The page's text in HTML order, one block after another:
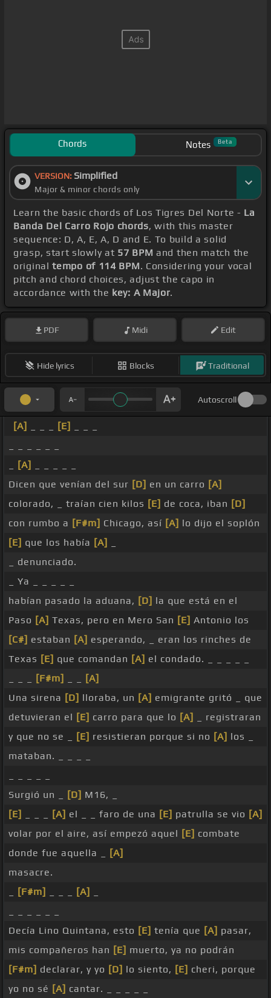
Chords Notes Beta
VERSION: Simplified
Major & minor chords only
Learn the basic chords of Los Tigres Del Norte - La
Banda Del Carro Rojo chords, with this master
sequence: D, A, E, A, D and E. To build a solid
grasp, start slowly at 57 BPM and then match the
originaltempo of 114 BPM. Considering your vocal
pitch and chord choices, adjust the capo in
accordance with the key: A Major.
PDF Midi Edit
Hide lyrics Blocks Traditional
Autoscroll
[A] [E]
[A]
Dicen que venían del sur [D] en un carro [A]
colorado, _ traían cien kilos [E] de coca, iban [D]
con rumbo a [F#m] Chicago, así [A] lo dijo el soplón
[E] que los había [A]
_ denunciado.
_ Ya _ _ _ _ _
habían pasado la aduana, [D] la que está en el
Paso [A] Texas, pero en Mero San [E] Antonio los
[C#] estaban [A] esperando, _ eran los rinches de
Texas [E] que comandan [A] el condado. _ _ _ _ _
[F#m]
[A]
Una sirena [D] lloraba, un [A] emigrante gritó _ que
detuvieran el [E] carro para que lo [A]
_ registraran
y que no se _
[E] resistieran porque si no [A] los _
mataban. _ _ _ _
Surgió un _
[D] M16, _
[E]
[A] el _ _ faro de una [E] patrulla se vio [A]
volar por el aire, así empezó aquel [E] combate
donde fue aquella _
[A]
masacre.
[F#m] [A]
Decía Lino Quintana, esto [E] tenía que [A] pasar,
mis compañeros han [E] muerto, ya no podrán
[F#m] declarar, y yo [D] lo siento, [E] cheri, porque
yo no sé [A] cantar. _ _ _ _ _